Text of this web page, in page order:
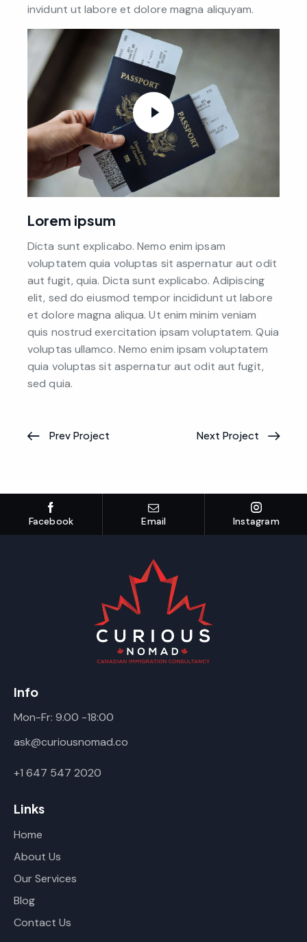
invidunt ut labore et dolore magna aliquyam.
Lorem ipsum
Dicta sunt explicabo. Nemo enim ipsam
voluptatem quia voluptas sit aspernatur aut odit
aut fugit, quia. Dicta sunt explicabo. Adipiscing
elit, sed do eiusmod tempor incididunt ut labore
et dolore magna aliqua. Ut enim minim veniam
quis nostrud exercitation ipsam voluptatem. Quia
voluptas ullamco. Nemo enim ipsam voluptatem
quia voluptas sit aspernatur aut odit aut fugit,
sed quia.
Prev Project Next Project
Facebook Email Instagram
Info
Mon-Fr: 9.00 -18:00
ask@curiousnomad.co
+1 647 547 2020
Links
Home
About Us
Our Services
Blog
Contact Us